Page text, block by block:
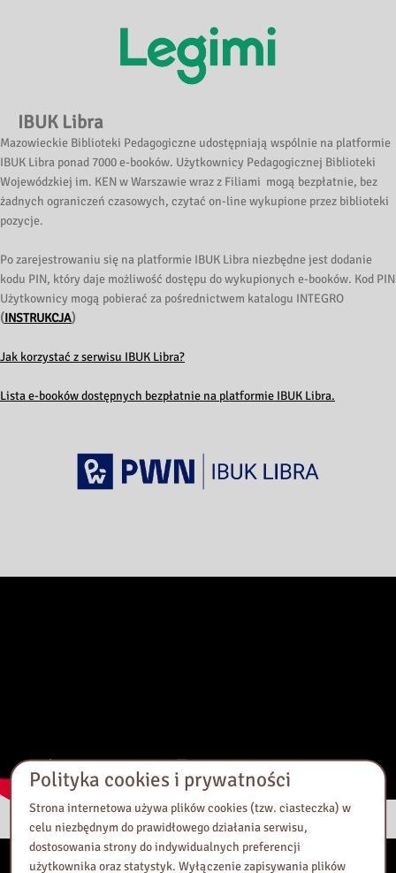
IBUK Libra
Mazowieckie Biblioteki Pedagogiczne udostępniają wspólnie na platformie
IBUK Libra ponad 7000 e-booków. Użytkownicy Pedagogicznej Biblioteki
Wojewódzkiej im. KEN w Warszawie wraz z Filiami mogą bezpłatnie, bez
żadnych ograniczeń czasowych, czytać on-line wykupione przez biblioteki
pozycje.
Po zarejestrowaniu się na platformie IBUK Libra niezbędne jest dodanie
kodu PIN, który daje możliwość dostępu do wykupionych e-booków. Kod PIN
Użytkownicy mogą pobierać za pośrednictwem katalogu INTEGRO
(INSTRUKCJA)
Jak korzystać z serwisu IBUK Libra?
Lista e-booków dostępnych bezpłatnie na platformie IBUK Libra.
Polityka cookies i prywatności
Strona internetowa używa plików cookies (tzw. ciasteczka) w
celu niezbędnym do prawidłowego działania serwisu,
dostosowania strony do indywidualnych preferencji
użytkownika oraz statystyk. Wyłączenie zapisywania plików